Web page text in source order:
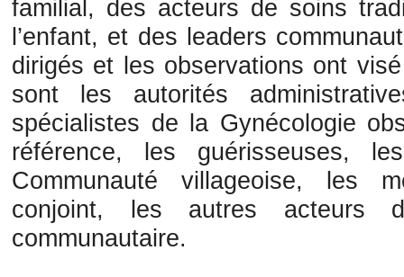
familial, des acteurs de soins
l’enfant, et des leaders
dirigés et les observations ont
sont les autorités
spécialistes de la Gynécologie
référence, les guérisseuses,
Communauté villageoise, les
conjoint, les autres
communautaire.